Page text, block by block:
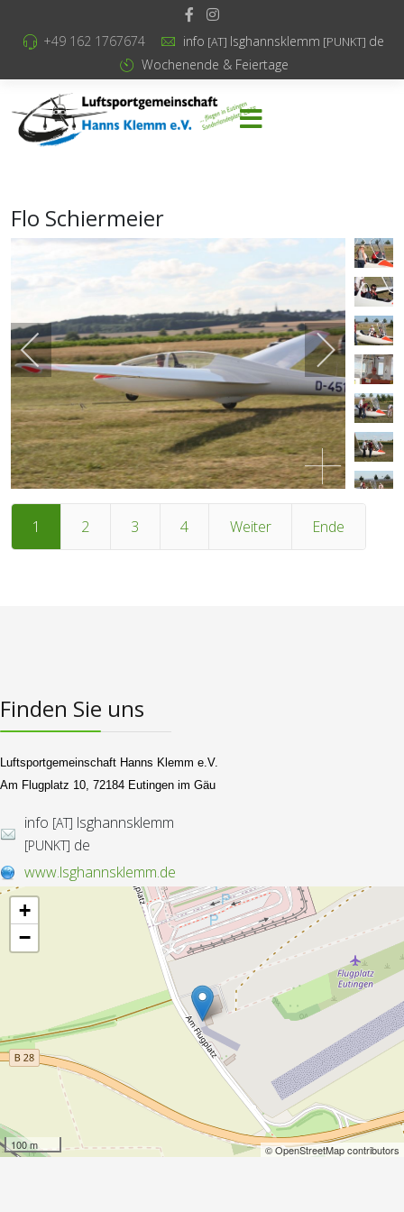
+49 162 1767674 info [AT] lsghannsklemm [PUNKT] de
Wochenende & Feiertage
Flo Schiermeier
1 2 3 4 Weiter Ende
Finden Sie uns
Luftsportgemeinschaft Hanns Klemm e.V.
Am Flugplatz 10, 72184 Eutingen im Gäu
info [AT] lsghannsklemm
[PUNKT] de
www.lsghannsklemm.de
+
−
100 m © OpenStreetMap contributors